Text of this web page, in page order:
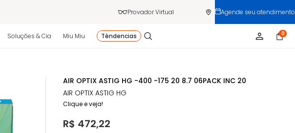
Provador Virtual Agende seu atendimento
Soluções & Cia Miu Miu Têndencias 0
AIR OPTIX ASTIG HG -400 -175 20 8.7 06PACK INC 20
AIR OPTIX ASTIG HG
Clique e veja!
R$ 472,22